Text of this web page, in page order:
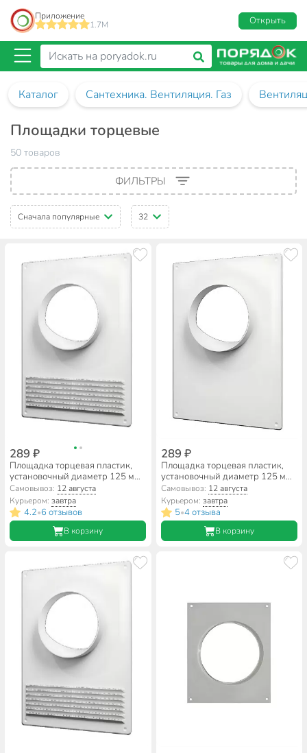
Приложение
1.7M
Открыть
Каталог Сантехника. Вентиляция. Газ
Площадки торцевые
50 товаров
ФИЛЬТРЫ
Сначала популярные 32
289 ₽
Площадка торцевая пластик,
установочный диаметр 125 мм,
с решеткой, ERA, 125ПТПР
Самовывоз: 12 августа
Курьером:завтра
4.2•6 отзывов
В корзину
289 ₽
Площадка торцевая пластик,
установочный диаметр 125 мм,
ERA, 125ПТП
Самовывоз: 12 августа
Курьером: завтра
5•4 отзыва
В корзину